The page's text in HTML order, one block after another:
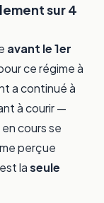
sur 4
avant le 1er
ce régime à
a continué à
à courir —
cours se
perçue
laseule